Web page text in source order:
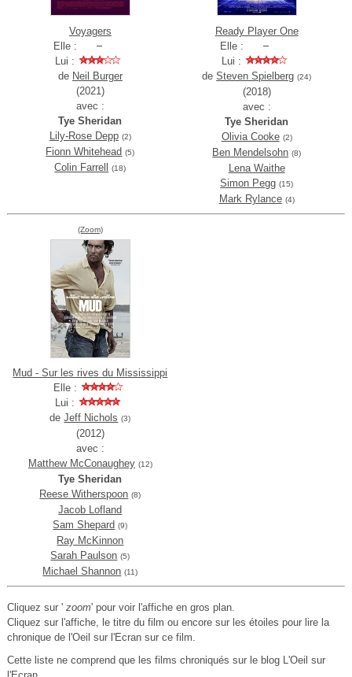
Voyagers
Elle :
Lui :
de Neil Burger
(2021)
avec :
Tye Sheridan
Lily-Rose Depp (2)
Fionn Whitehead (5)
Colin Farrell (18)
Ready Player One
Elle :
Lui :
deSteven Spielberg (24)
(2018)
avec :
Tye Sheridan
Olivia Cooke (2)
Ben Mendelsohn (8)
Lena Waithe
Simon Pegg (15)
Mark Rylance (4)
(Zoom)
Mud - Sur les rives du Mississippi
Elle :
Lui :
deJeff Nichols (3)
(2012)
avec :
Matthew McConaughey (12)
Tye Sheridan
Reese Witherspoon (8)
Jacob Lofland
Sam Shepard (9)
Ray McKinnon
Sarah Paulson (5)
Michael Shannon (11)
Cliquez sur ' zoom' pour voir l'affiche en gros plan.
Cliquez sur l'affiche, le titre du film ou encore sur les étoiles pour lire la
chronique de l'Oeil sur l'Ecran sur ce film.
Cette liste ne comprend que les films chroniqués sur le blog L'Oeil sur